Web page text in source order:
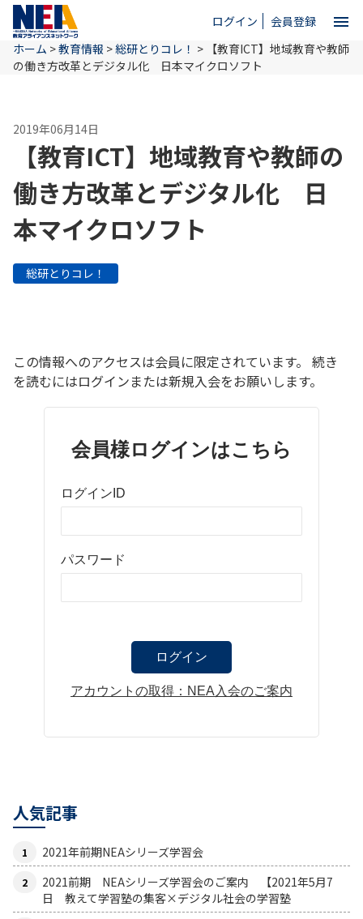
ログイン 会員登録 menu
ホーム
NEAとは
教育情報
お問い合わせ
ホーム >教育情報 >総研とりコレ！ > 【教育ICT】地域教育や教師
の働き方改革とデジタル化 日本マイクロソフト
2019年06月14日
【教育ICT】地域教育や教師の
働き方改革とデジタル化 日
本マイクロソフト
総研とりコレ！
この情報へのアクセスは会員に限定されています。 続き
を読むにはログインまたは新規入会をお願いします。
会員様ログインはこちら
ログインID
パスワード
アカウントの取得：NEA入会のご案内
人気記事
2021年前期NEAシリーズ学習会
2021前期 NEAシリーズ学習会のご案内 【2021年5月7
日 教えて学習塾の集客×デジタル社会の学習塾